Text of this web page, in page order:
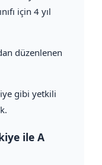
için 4 yıl
düzenlenen
gibi yetkili
ile A